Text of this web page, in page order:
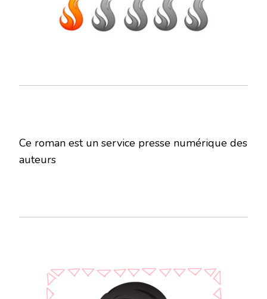
Ce roman est un service presse numérique des
auteurs